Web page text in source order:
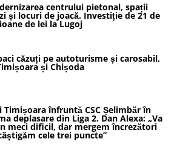
centrului pietonal, spații
și locuri de joacă. Investiție de 21 de
de lei la Lugoj
căzuți pe autoturisme și carosabil,
și Chișoda
Timișoara înfruntă CSC Șelimbăr în
deplasare din Liga 2. Dan Alexa: „Va
meci dificil, dar mergem încrezători
cele trei puncte”